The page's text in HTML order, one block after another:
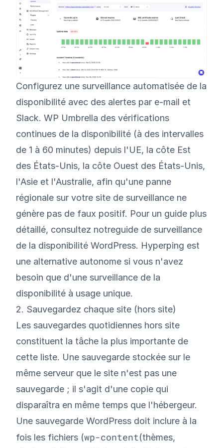
Configurez une surveillance automatisée de la
disponibilité avec des alertes par e-mail et
Slack. WP Umbrella des vérifications
continues de la disponibilité (à des intervalles
de 1 à 60 minutes) depuis l'UE, la côte Est
des États-Unis, la côte Ouest des États-Unis,
l'Asie et l'Australie, afin qu'une panne
régionale sur votre site de surveillance ne
génère pas de faux positif. Pour un guide plus
détaillé, consultez notreguide de surveillance
de la disponibilité WordPress. Hyperping est
une alternative autonome si vous n'avez
besoin que d'une surveillance de la
disponibilité à usage unique.
2. Sauvegardez chaque site (hors site)
Les sauvegardes quotidiennes hors site
constituent la tâche la plus importante de
cette liste. Une sauvegarde stockée sur le
même serveur que le site n'est pas une
sauvegarde ; il s'agit d'une copie qui
disparaîtra en même temps que l'hébergeur.
Une sauvegarde WordPress doit inclure à la
fois les fichiers (wp-content(thèmes,